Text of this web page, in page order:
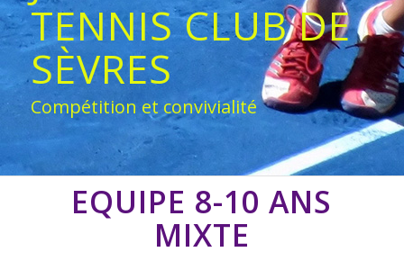
TENNIS CLUB DE
SÈVRES
Compétition et convivialité
EQUIPE 8-10 ANS
MIXTE